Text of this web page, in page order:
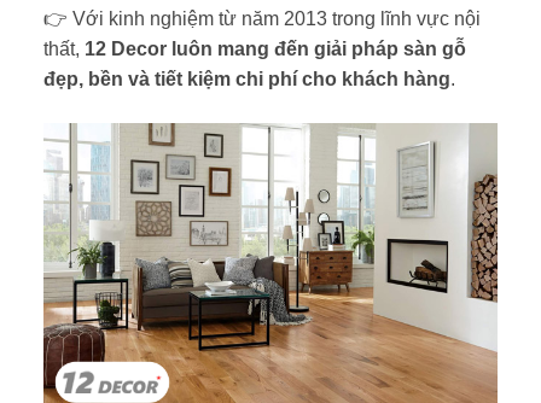
👉 Với kinh nghiệm từ năm 2013 trong lĩnh vực nội
thất, 12 Decor luôn mang đến giải pháp sàn gỗ
đẹp, bền và tiết kiệm chi phí cho khách hàng.